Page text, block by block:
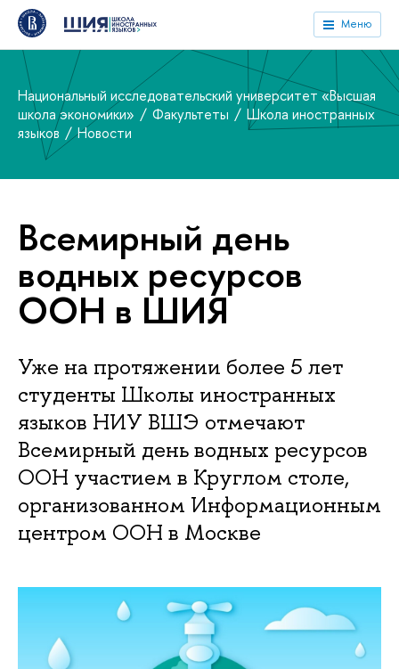
Меню
Национальный исследовательский университет «Высшая
школа экономики»
Факультеты
Школа иностранных
языков
Новости
Всемирный день
водных ресурсов
ООН в ШИЯ
Уже на протяжении более 5 лет
студенты Школы иностранных
языков НИУ ВШЭ отмечают
Всемирный день водных ресурсов
ООН участием в Круглом столе,
организованном Информационным
центром ООН в Москве